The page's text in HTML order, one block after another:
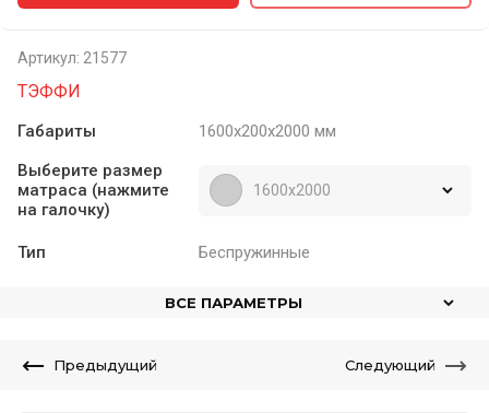
Артикул: 21577
ТЭФФИ
Габариты
1600х200х2000 мм
Выберите размер
матраса (нажмите
на галочку)
1600х2000
Тип Беспружинные
ВСЕ ПАРАМЕТРЫ
Предыдущий Следующий